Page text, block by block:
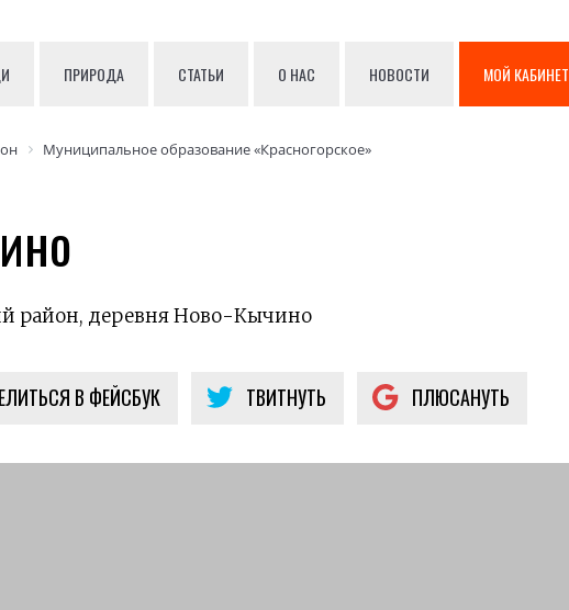
ПРИРОДА СТАТЬИ О НАС НОВОСТИ МОЙ КАБИНЕТ
Муниципальное образование «Красногорское»
район, деревня Ново-Кычино
В ФЕЙСБУК ТВИТНУТЬ ПЛЮСАНУТЬ